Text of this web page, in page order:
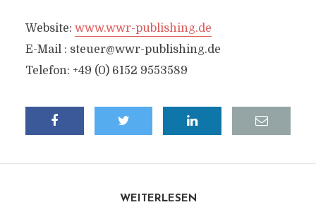
Website: www.wwr-publishing.de
E-Mail : steuer@wwr-publishing.de
Telefon: +49 (0) 6152 9553589
WEITERLESEN